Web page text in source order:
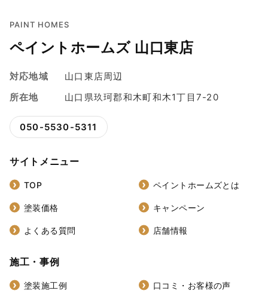
PAINT HOMES
ペイントホームズ 山口東店
対応地域
山口東店周辺
所在地
山口県玖珂郡和木町和木1丁目7-20
050-5530-5311
サイトメニュー
TOP ペイントホームズとは
塗装価格 キャンペーン
よくある質問 店舗情報
施工・事例
塗装施工例 口コミ・お客様の声